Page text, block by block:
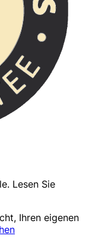
. Lesen Sie
Ihren eigenen